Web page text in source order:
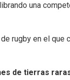
una
rugby en el que
de tierras